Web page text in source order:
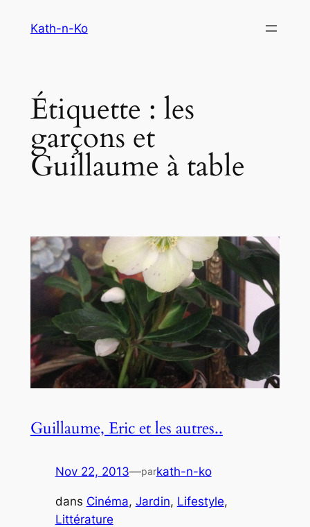
Kath-n-Ko
Étiquette : les
garçons et
Guillaume à table
Guillaume, Eric et les autres..
Nov 22, 2013—parkath-n-ko
dans Cinéma, Jardin, Lifestyle
Littérature